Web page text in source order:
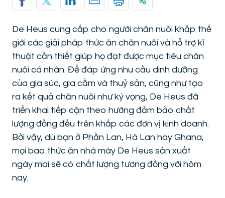
De Heus cung cấp cho người chăn nuôi khắp thế
giới các giải pháp thức ăn chăn nuôi và hỗ trợ kĩ
thuật cần thiết giúp họ đạt được mục tiêu chăn
nuôi cá nhân. Để đáp ứng nhu cầu dinh dưỡng
của gia súc, gia cầm và thuỷ sản, cũng như tạo
ra kết quả chăn nuôi như kỳ vọng, De Heus đã
triển khai tiếp cận theo hướng đảm bảo chất
lượng đồng đều trên khắp các đơn vị kinh doanh.
Bởi vậy, dù bạn ở Phần Lan, Hà Lan hay Ghana,
mọi bao thức ăn nhà máy De Heus sản xuất
ngày mai sẽ có chất lượng tương đồng với hôm
nay.